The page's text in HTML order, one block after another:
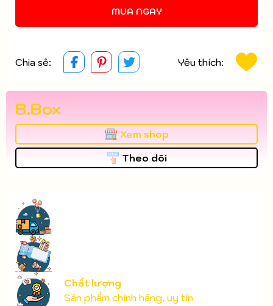
MUA NGAY
Chia sẻ: Yêu thích:
B.Box
Xem shop
Theo dõi
Chất lượng
Sản phẩm chính hãng, uy tín